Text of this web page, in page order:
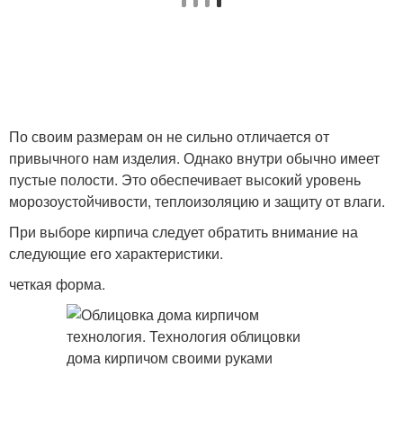
По своим размерам он не сильно отличается от
привычного нам изделия. Однако внутри обычно имеет
пустые полости. Это обеспечивает высокий уровень
морозоустойчивости, теплоизоляцию и защиту от влаги.
При выборе кирпича следует обратить внимание на
следующие его характеристики.
четкая форма.